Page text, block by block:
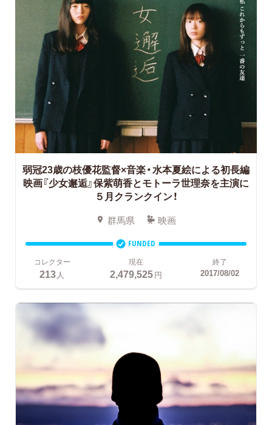
弱冠23歳の枝優花監督×音楽・水本夏絵による初長編
映画『少女邂逅』保紫萌香とモトーラ世理奈を主演に
５月クランクイン！
群馬県 映画
FUNDED
コレクター
213 人
現在
2,479,525円
終了
2017/08/02